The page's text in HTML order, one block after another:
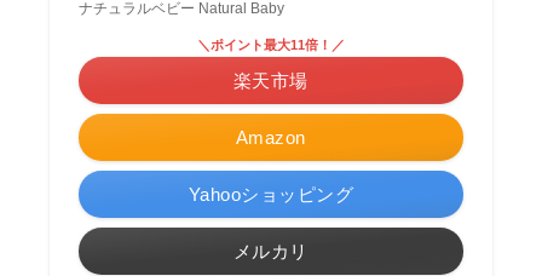
ナチュラルベビー Natural Baby
Amazon
＼ポイント最大11倍！／
楽天市場
Yahooショッピング
メルカリ